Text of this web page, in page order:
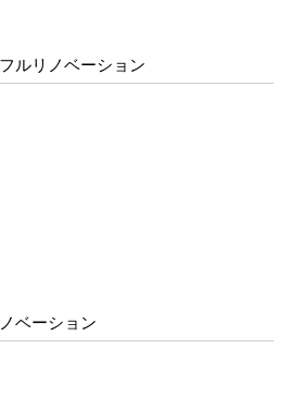
ルリノベーション
ベーション